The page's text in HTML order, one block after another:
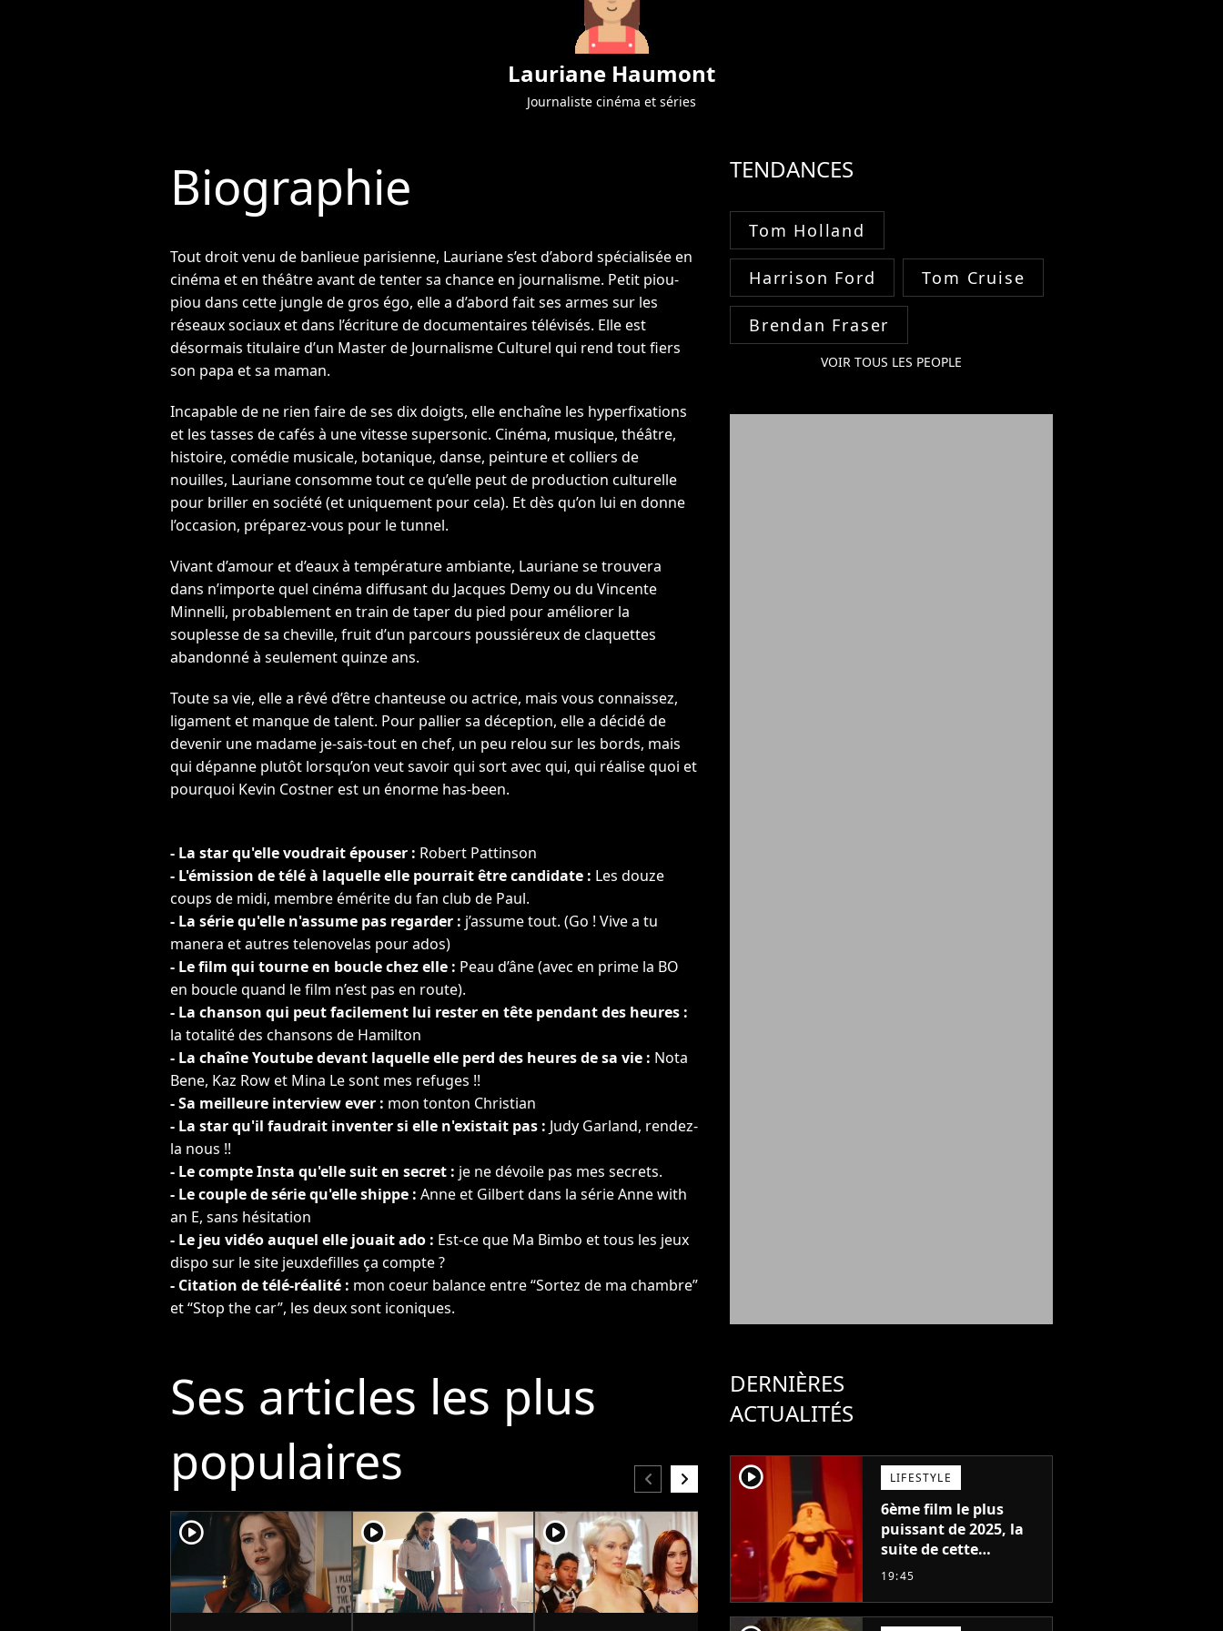
Lauriane Haumont
Journaliste cinéma et séries
Biographie
Tout droit venu de banlieue parisienne, Lauriane s’est d’abord spécialisée en
cinéma et en théâtre avant de tenter sa chance en journalisme. Petit piou-
piou dans cette jungle de gros égo, elle a d’abord fait ses armes sur les
réseaux sociaux et dans l’écriture de documentaires télévisés. Elle est
désormais titulaire d’un Master de Journalisme Culturel qui rend tout fiers
son papa et sa maman.
Incapable de ne rien faire de ses dix doigts, elle enchaîne les hyperfixations
et les tasses de cafés à une vitesse supersonic. Cinéma, musique, théâtre,
histoire, comédie musicale, botanique, danse, peinture et colliers de
nouilles, Lauriane consomme tout ce qu’elle peut de production culturelle
pour briller en société (et uniquement pour cela). Et dès qu’on lui en donne
l’occasion, préparez-vous pour le tunnel.
Vivant d’amour et d’eaux à température ambiante, Lauriane se trouvera
dans n’importe quel cinéma diffusant du Jacques Demy ou du Vincente
Minnelli, probablement en train de taper du pied pour améliorer la
souplesse de sa cheville, fruit d’un parcours poussiéreux de claquettes
abandonné à seulement quinze ans.
Toute sa vie, elle a rêvé d’être chanteuse ou actrice, mais vous connaissez,
ligament et manque de talent. Pour pallier sa déception, elle a décidé de
devenir une madame je-sais-tout en chef, un peu relou sur les bords, mais
qui dépanne plutôt lorsqu’on veut savoir qui sort avec qui, qui réalise quoi et
pourquoi Kevin Costner est un énorme has-been.
- La star qu'elle voudrait épouser : Robert Pattinson
- L'émission de télé à laquelle elle pourrait être candidate : Les douze
coups de midi, membre émérite du fan club de Paul.
- La série qu'elle n'assume pas regarder : j’assume tout. (Go ! Vive a tu
manera et autres telenovelas pour ados)
- Le film qui tourne en boucle chez elle : Peau d’âne (avec en prime la BO
en boucle quand le film n’est pas en route).
- La chanson qui peut facilement lui rester en tête pendant des heures :
la totalité des chansons de Hamilton
- La chaîne Youtube devant laquelle elle perd des heures de sa vie : Nota
Bene, Kaz Row et Mina Le sont mes refuges !!
- Sa meilleure interview ever : mon tonton Christian
- La star qu'il faudrait inventer si elle n'existait pas : Judy Garland, rendez-
la nous !!
- Le compte Insta qu'elle suit en secret : je ne dévoile pas mes secrets.
- Le couple de série qu'elle shippe : Anne et Gilbert dans la série Anne with
an E, sans hésitation
- Le jeu vidéo auquel elle jouait ado : Est-ce que Ma Bimbo et tous les jeux
dispo sur le site jeuxdefilles ça compte ?
- Citation de télé-réalité : mon coeur balance entre “Sortez de ma chambre”
et “Stop the car”, les deux sont iconiques.
Ses articles les plus
populaires
player2 player2 player2 player2
chevron_left chevron_right
TENDANCES
Tom Holland
Harrison Ford Tom Cruise
Brendan Fraser
VOIR TOUS LES PEOPLE
DERNIÈRES
ACTUALITÉS
player2 LIFESTYLE
6ème film le plus
puissant de 2025, la
suite de cette
franchise culte est
réalisateur claque la
19:45